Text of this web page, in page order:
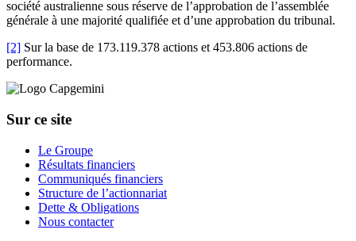
société australienne sous réserve de l’approbation de l’assemblée
générale à une majorité qualifiée et d’une approbation du tribunal.
[2] Sur la base de 173.119.378 actions et 453.806 actions de
performance.
Sur ce site
Le Groupe
Résultats financiers
Communiqués financiers
Structure de l’actionnariat
Dette & Obligations
Nous contacter